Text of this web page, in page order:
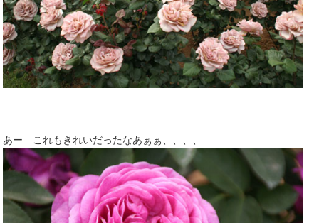
あー これもきれいだったなあぁぁ、、、、